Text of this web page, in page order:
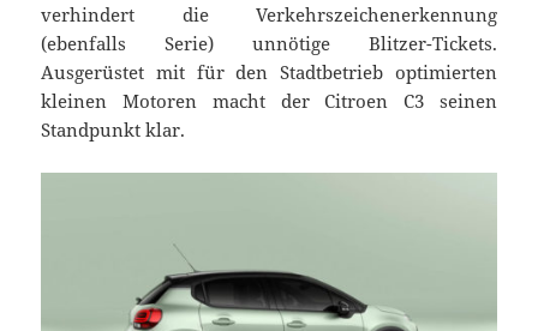
verhindert die Verkehrszeichenerkennung
(ebenfalls Serie) unnötige Blitzer-Tickets.
Ausgerüstet mit für den Stadtbetrieb optimierten
kleinen Motoren macht der Citroen C3 seinen
Standpunkt klar.